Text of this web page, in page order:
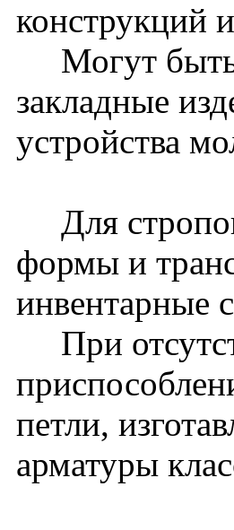
конструкций
Могут быть
закладные
устройства
Для
формы и
инвентарные
При
петли,
арматуры